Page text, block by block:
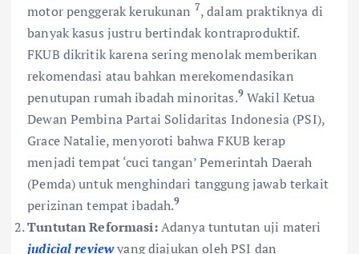
motor penggerak kerukunan 7, dalam praktiknya di
banyak kasus justru bertindak kontraproduktif.
FKUB dikritik karena sering menolak memberikan
rekomendasi atau bahkan merekomendasikan
penutupan rumah ibadah minoritas.9Wakil Ketua
Dewan Pembina Partai Solidaritas Indonesia (PSI),
Grace Natalie, menyoroti bahwa FKUB kerap
menjadi tempat ‘cuci tangan’ Pemerintah Daerah
(Pemda) untuk menghindari tanggung jawab terkait
perizinan tempat ibadah.9
Tuntutan Reformasi:Adanya tuntutan uji materi
judicial reviewyang diajukan oleh PSI dan